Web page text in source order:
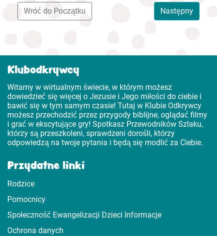
Następny
Wróć do Początku
Klubodkrywcy
Witamy w wirtualnym świecie, w którym możesz
dowiedzieć się więcej o Jezusie i Jego miłości do ciebie i
bawić się w tym samym czasie! Tutaj w Klubie Odkrywcy
możesz przechodzić przez przygody biblijne, oglądać filmy
i grać w ekscytujące gry! Spotkasz Przewodników Szlaku,
którzy są przeszkoleni, sprawdzeni dorośli, którzy
odpowiedzą na twoje pytania i będą się modlić za Ciebie.
Przydatne linki
Rodzice
Pomocnicy
Społeczność Ewangelizacji Dzieci Informacje
Ochrona danych